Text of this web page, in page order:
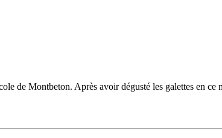
de Montbeton. Après avoir dégusté les galettes en